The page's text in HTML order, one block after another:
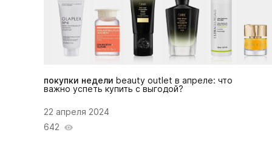
покупки недели beauty outlet в апреле: что
важно успеть купить с выгодой?
22 апреля 2024
642